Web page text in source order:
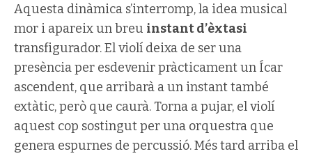
Aquesta dinàmica s’interromp, la idea musical
mor i apareix un breu instant d’èxtasi
transfigurador. El violí deixa de ser una
presència per esdevenir pràcticament un Ícar
ascendent, que arribarà a un instant també
extàtic, però que caurà. Torna a pujar, el violí
aquest cop sostingut per una orquestra que
genera espurnes de percussió. Més tard arriba el